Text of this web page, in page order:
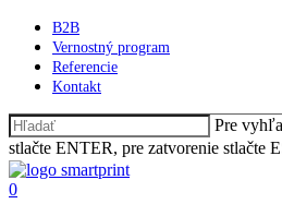
Skip
main
content
B2B
Vernostný program
Referencie
Kontakt
Pre
stlačte ENTER, pre zatvorenie stlačte
Close
Search
Hľadať
0